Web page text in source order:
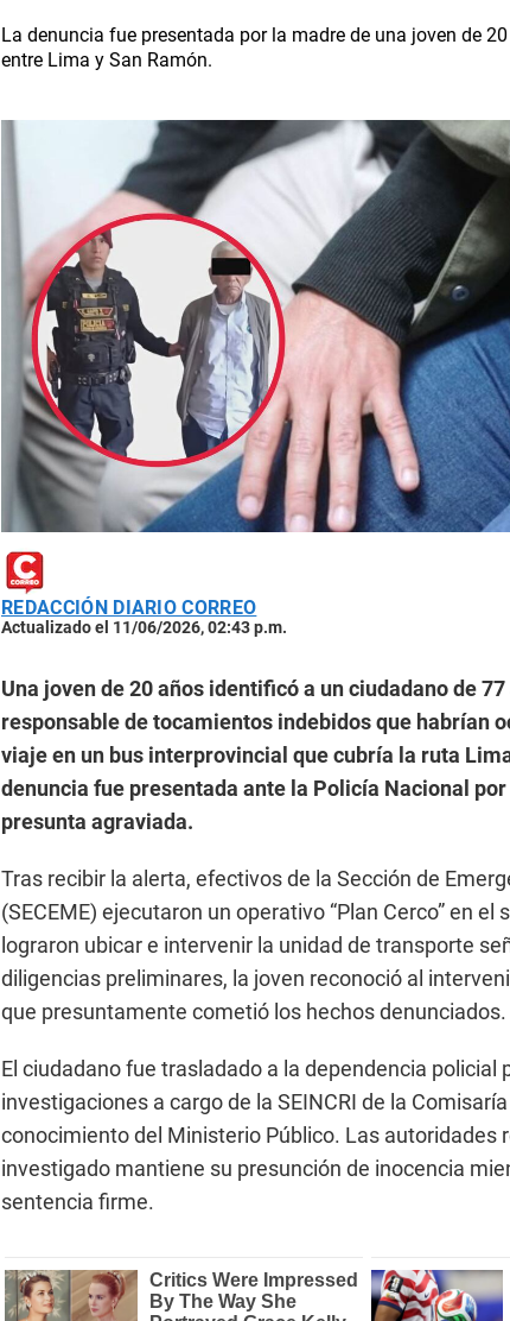
La denuncia fue presentada por la madre de una joven de
entre Lima y San Ramón.
REDACCIÓN DIARIO CORREO
Actualizado el 11/06/2026, 02:43 p.m.
Una joven de 20 años identificó a un ciudadano de
responsable de tocamientos indebidos que habrían
viaje en un bus interprovincial que cubría la ruta
denuncia fue presentada ante la Policía Nacional
presunta agraviada.
Tras recibir la alerta, efectivos de la Sección de
(SECEME) ejecutaron un operativo “Plan Cerco” en el
lograron ubicar e intervenir la unidad de transporte
diligencias preliminares, la joven reconoció al
que presuntamente cometió los hechos denunciados.
El ciudadano fue trasladado a la dependencia policial
investigaciones a cargo de la SEINCRI de la
conocimiento del Ministerio Público. Las autoridades
investigado mantiene su presunción de inocencia
sentencia firme.